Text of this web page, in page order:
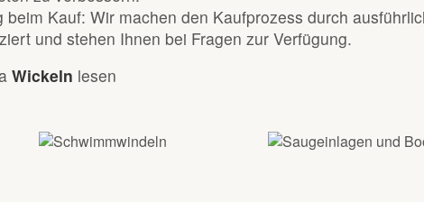
beim Kauf: Wir machen den Kaufprozess durch
und stehen Ihnen bei Fragen zur Verfügung.
Wickeln lesen